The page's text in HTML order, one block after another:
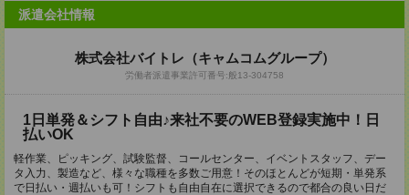
派遣会社情報
株式会社バイトレ（キャムコムグループ）
労働者派遣事業許可番号:般13-304758
1日単発＆シフト自由♪来社不要のWEB登録実施中！日
払いOK
軽作業、ピッキング、試験監督、コールセンター、イベントスタッフ、デー
タ入力、製造など、様々な職種を多数ご用意！そのほとんどが短期・単発系
で日払い・週払いも可！シフトも自由自在に選択できるので都合の良い日だ